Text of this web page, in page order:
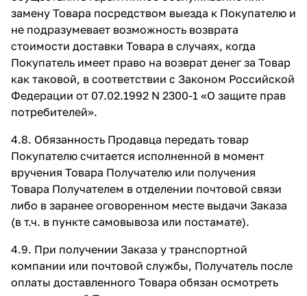
замену Товара посредством выезда к Покупателю и
не подразумевает возможность возврата
стоимости доставки Товара в случаях, когда
Покупатель имеет право на возврат денег за Товар
как таковой, в соответствии с Законом Российской
Федерации от 07.02.1992 N 2300-1 «О защите прав
потребителей».
4.8. Обязанность Продавца передать товар
Покупателю считается исполненной в момент
вручения Товара Получателю или получения
Товара Получателем в отделении почтовой связи
либо в заранее оговоренном месте выдачи Заказа
(в т.ч. в пункте самовывоза или постамате).
4.9. При получении Заказа у транспортной
компании или почтовой службы, Получатель после
оплаты доставленного Товара обязан осмотреть